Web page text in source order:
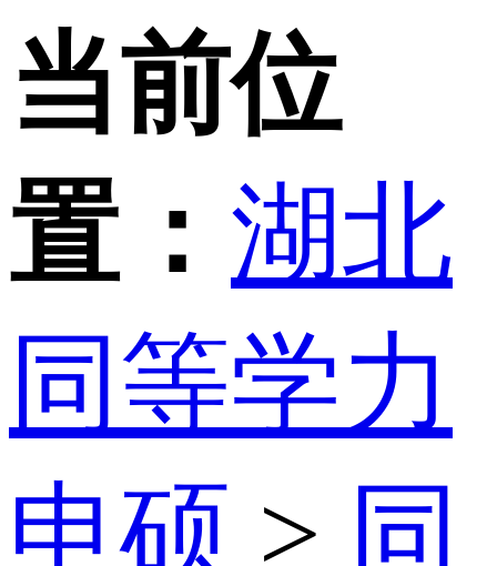
当前位
置： 湖北
同等学力
申硕 > 同